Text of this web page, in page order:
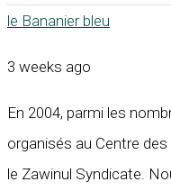
le Bananier bleu
3 weeks ago
En 2004, parmi les
organisés au Centre
le Zawinul Syndicate.